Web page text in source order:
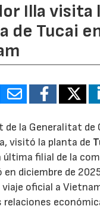
Illa visita
de Tucai
de la Generalitat de
visitó la planta de
última filial de la
en diciembre de
viaje oficial a
relaciones